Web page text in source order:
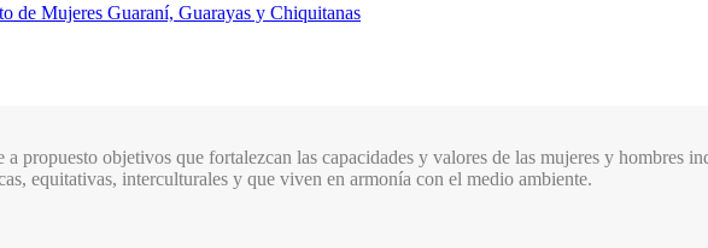
de Mujeres Guaraní, Guarayas y Chiquitanas
a propuesto objetivos que fortalezcan las capacidades y valores de las mujeres y hombres
equitativas, interculturales y que viven en armonía con el medio ambiente.